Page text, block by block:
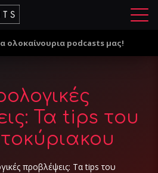
Μ
ο
ολοκαίνουρια podcasts μας!
Τα tips του
προβλέψεις: Τα tips του